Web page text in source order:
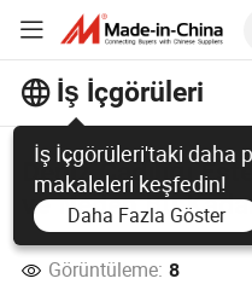
İş İçgörüleri
İş İçgörüleri'taki daha
makaleleri keşfedin!
Daha Fazla Göster
Deniz Cadılığı
ve Neden Bu
Görüntüleme: 8